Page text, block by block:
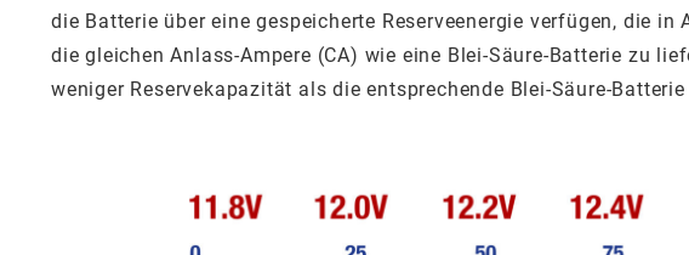
die Batterie über eine gespeicherte Reserveenergie verfügen, die
die gleichen Anlass-Ampere (CA) wie eine Blei-Säure-Batterie zu
weniger Reservekapazität als die entsprechende Blei-Säure-